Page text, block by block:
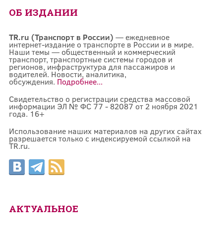
ОБ ИЗДАНИИ
TR.ru (Транспорт в России) — ежедневное
интернет-издание о транспорте в России и в мире.
Наши темы — общественный и коммерческий
транспорт, транспортные системы городов и
регионов, инфраструктура для пассажиров и
водителей. Новости, аналитика,
обсуждения. Подробнее...
Свидетельство о регистрации средства массовой
информации ЭЛ № ФС 77 - 82087 от 2 ноября 2021
года. 16+
Использование наших материалов на других сайтах
разрешается только с индексируемой ссылкой на
TR.ru.
АКТУАЛЬНОЕ